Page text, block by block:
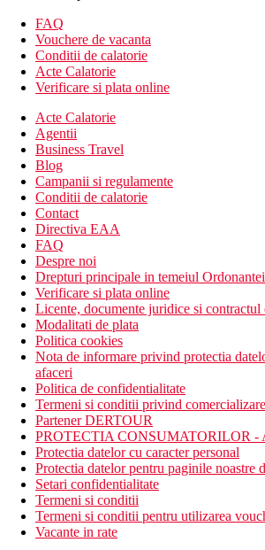
comuna pentru camerele de la
Suita Junior, Deluxe, vedere la
dormitor si living separat (cu usi
spatios aproximativ 45m2
Suita Junior, vedere la gradina,
si living separat (cu usi
camerei este de aproximativ 35 m2
Divertisment
Program de divertisment de seara, lectii
Mese
Demipensiune
Mic dejun si cina tip bufet
All Inclusive
Mic dejun tip bufet (07.00 - 10.00)
Mic dejun continental tarziu
Pranz tip bufet (12:30–15:30)
Cina tip bufet (18:45–21:30),
Blue a la carte (19:30–23:00, este
Gustare rece (11.00-12.00)
Gustari calde si reci, pizza, kebab,
(11:30 a.m.-5:30 p.m.)
Inghetata (11 a.m.-6 p.m.)
Gustare tarzie (22:00-23:30)
Bine ati venit la minibar (apa,
1x sauna, jacuzzi per sejur (doar
15 ani)
Bauturi nealcoolice si alcoolice
FAQ
Vouchere de vacanta
Conditii de calatorie
Acte Calatorie
Verificare si plata online
Acte Calatorie
Agentii
Business Travel
Blog
Campanii si regulamente
Conditii de calatorie
Contact
Directiva EAA
FAQ
Despre noi
Drepturi principale in temeiul
Verificare si plata online
Licente, documente juridice si contractul
Modalitati de plata
Politica cookies
Nota de informare privind protectia
afaceri
Politica de confidentialitate
Termeni si conditii privind
Partener DERTOUR
PROTECTIA CONSUMATORILOR -
Protectia datelor cu caracter personal
Protectia datelor pentru paginile noastre
Setari confidentialitate
Termeni si conditii
Termeni si conditii pentru utilizarea
Vacante in rate